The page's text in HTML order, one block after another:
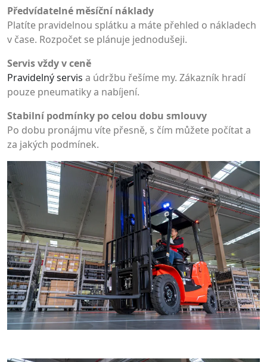
Předvídatelné měsíční náklady
Platíte pravidelnou splátku a máte přehled o nákladech
v čase. Rozpočet se plánuje jednodušeji.
Servis vždy v ceně
Pravidelný servis a údržbu řešíme my. Zákazník hradí
pouze pneumatiky a nabíjení.
Stabilní podmínky po celou dobu smlouvy
Po dobu pronájmu víte přesně, s čím můžete počítat a
za jakých podmínek.